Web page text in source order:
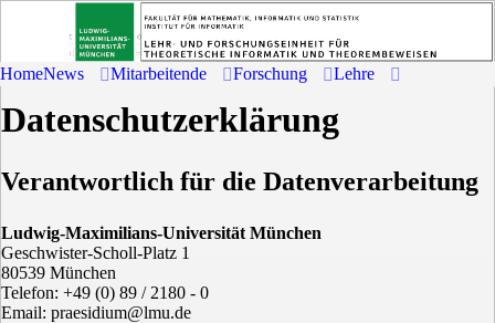
HomeNews Mitarbeitende Forschung Lehre
Datenschutzerklärung
Verantwortlich für die Datenverarbeitung
Ludwig-Maximilians-Universität München
Geschwister-Scholl-Platz 1
80539 München
Telefon: +49 (0) 89 / 2180 - 0
Email: praesidium@lmu.de